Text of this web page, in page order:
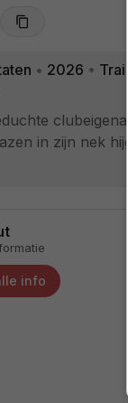
• 2026 •
in zijn nek
info